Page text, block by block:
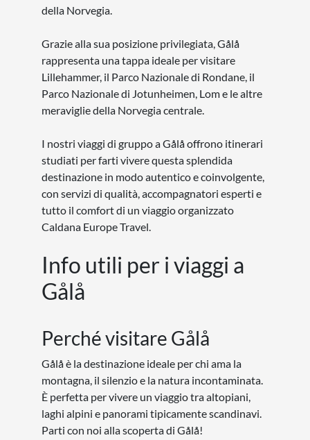
della Norvegia.
Grazie alla sua posizione privilegiata, Gålå
rappresenta una tappa ideale per visitare
Lillehammer, il Parco Nazionale di Rondane, il
Parco Nazionale di Jotunheimen, Lom e le altre
meraviglie della Norvegia centrale.
I nostri viaggi di gruppo a Gålå offrono itinerari
studiati per farti vivere questa splendida
destinazione in modo autentico e coinvolgente,
con servizi di qualità, accompagnatori esperti e
tutto il comfort di un viaggio organizzato
Caldana Europe Travel.
Info utili per i viaggi a
Gålå
Perché visitare Gålå
Gålå è la destinazione ideale per chi ama la
montagna, il silenzio e la natura incontaminata.
È perfetta per vivere un viaggio tra altopiani,
laghi alpini e panorami tipicamente scandinavi.
Parti con noi alla scoperta di Gålå!